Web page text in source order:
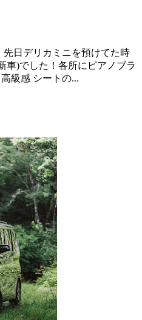
日デリカミニを預けてた時
車)でした！各所にピアノブラ
級感 シートの...